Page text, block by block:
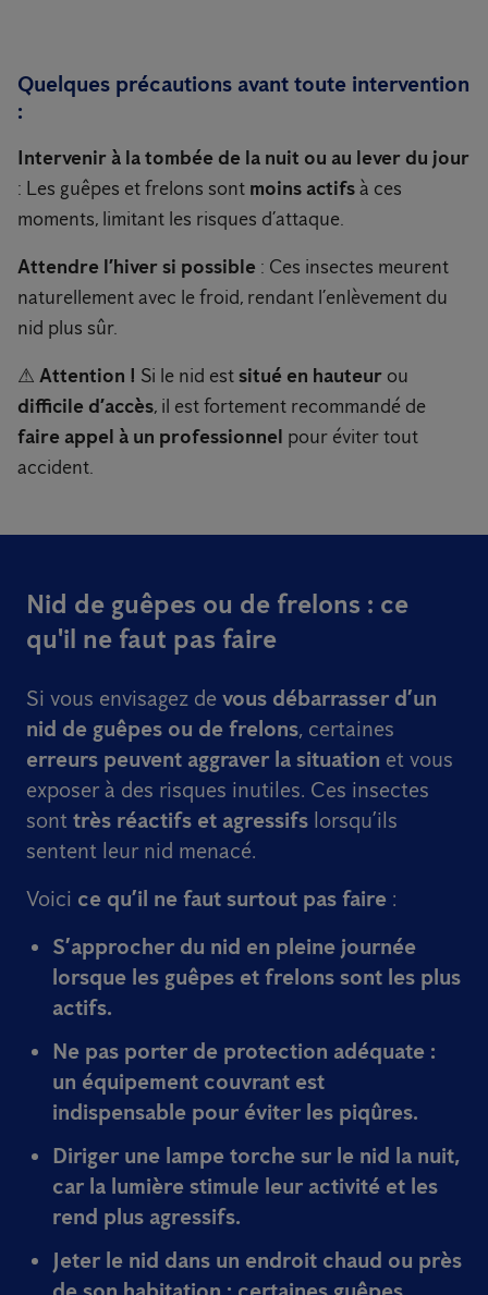
Quelques précautions avant toute intervention
:
Intervenir à la tombée de la nuit ou au lever du jour
: Les guêpes et frelons sont moins actifsà ces
moments, limitant les risques d’attaque.
Attendre l’hiver si possible : Ces insectes meurent
naturellement avec le froid, rendant l’enlèvement du
nid plus sûr.
⚠ Attention ! Si le nid estsitué en hauteur ou
difficile d’accès, il est fortement recommandé de
faire appel à un professionnel pour éviter tout
accident.
Nid de guêpes ou de frelons : ce
qu'il ne faut pas faire
Si vous envisagez de vous débarrasser d’un
nid de guêpes ou de frelons, certaines
erreurs peuvent aggraver la situation et vous
exposer à des risques inutiles. Ces insectes
sont très réactifs et agressifs lorsqu’ils
sentent leur nid menacé.
Voici ce qu’il ne faut surtout pas faire :
S’approcher du nid en pleine journée
lorsque les guêpes et frelons sont les plus
actifs.
Ne pas porter de protection adéquate :
un équipement couvrant est
indispensable pour éviter les piqûres.
Diriger une lampe torche sur le nid la nuit,
car la lumière stimule leur activité et les
rend plus agressifs.
Jeter le nid dans un endroit chaud ou près